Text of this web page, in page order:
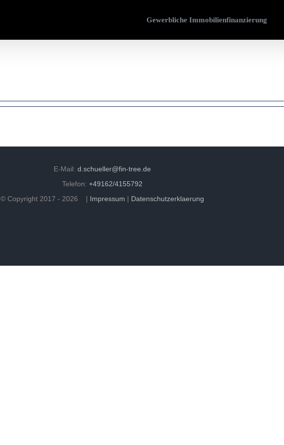
Gewerbliche Immobilienfinanzierung
E-Mail: d.schueller@fin-tree.de
Telefon: +49162/4155792
© Copyright 2017 - 2026 | Impressum | Datenschutzerklaerung